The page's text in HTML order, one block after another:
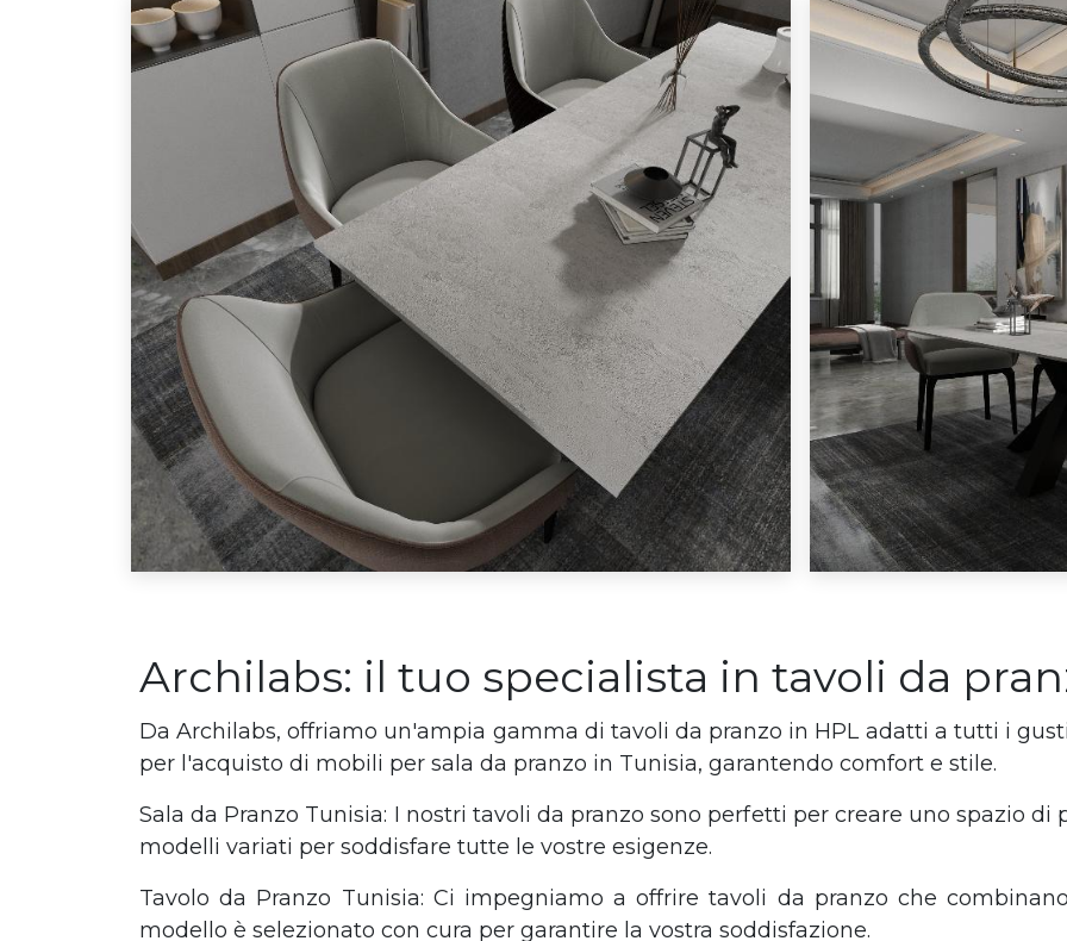
Archilabs: il tuo specialista in tavoli da
Da Archilabs, offriamo un'ampia gamma di tavoli da pranzo in HPL adatti a tutti i
per l'acquisto di mobili per sala da pranzo in Tunisia, garantendo comfort e stile.
Sala da Pranzo Tunisia: I nostri tavoli da pranzo sono perfetti per creare uno spazio di
modelli variati per soddisfare tutte le vostre esigenze.
Tavolo da Pranzo Tunisia: Ci impegniamo a offrire tavoli da pranzo che
modello è selezionato con cura per garantire la vostra soddisfazione.